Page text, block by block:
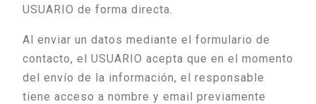
USUARIO de forma directa.
Al enviar un datos mediante el formulario de
contacto, el USUARIO acepta que en el momento
del envío de la información, el responsable
tiene acceso a nombre y email previamente